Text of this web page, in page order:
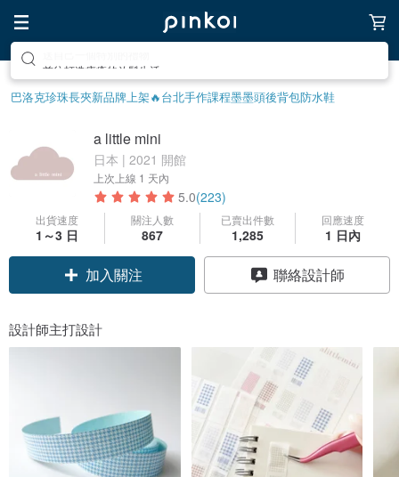
巴洛克珍珠長夾新品牌上架🔥台北手作課程墨墨頭後背包防水鞋
a little mini
日本 | 2021 開館
上次上線 1 天內
5.0(223)
出貨速度
1～3 日
關注人數
867
已賣出件數
1,285
回應速度
1 日內
領優惠券
聯絡設計師
設計師主打設計